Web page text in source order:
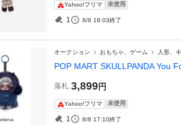
Yahoo!フリマ 未使用
1 8/8 18:03終了
オークション おもちゃ、ゲーム 人形、
POP MART SKULLPANDA You
落札 3,899円
Yahoo!フリマ 未使用
1 8/8 17:10終了